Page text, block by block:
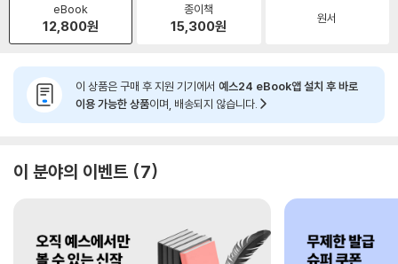
eBook
12,800원
종이책
15,300원 원서
이 상품은 구매 후 지원 기기에서 예스24 eBook앱 설치 후 바로
이용 가능한 상품이며, 배송되지 않습니다.
이 분야의 이벤트 7